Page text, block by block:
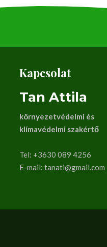
Kapcsolat
Tan Attila
környezetvédelmi és
klímavédelmi szakértő
Tel: +3630 089 4256
E-mail: tanati@gmail.com